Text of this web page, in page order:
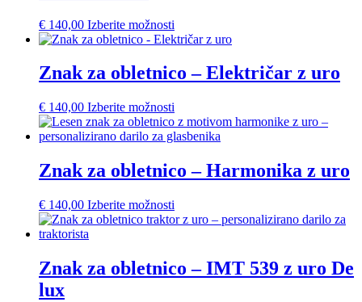
€ 140,00 Izberite možnosti
Znak za obletnico – Električar z uro
€ 140,00 Izberite možnosti
Znak za obletnico – Harmonika z uro
€ 140,00 Izberite možnosti
Znak za obletnico – IMT 539 z uro De
lux